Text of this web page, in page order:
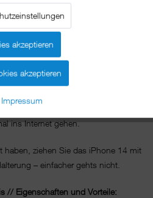
navigiert Sie Ihr iPhone 14 in
gewünschte Fahrtziel, versorgt Sie
und ist immer zum Telefonieren
E-Mails bearbeiten, die nächsten
ins Internet gehen.
haben, ziehen Sie das iPhone 14 mit
– einfacher gehts nicht.
// Eigenschaften und Vorteile:
akzeptieren
akzeptieren
Impressum